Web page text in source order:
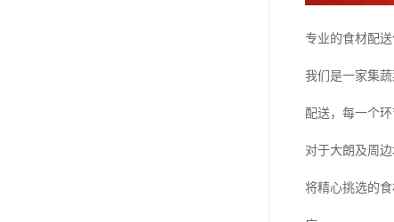
专业的食材配送
我们是一家集
配送，每一个
对于大朗及周
将精心挑选的